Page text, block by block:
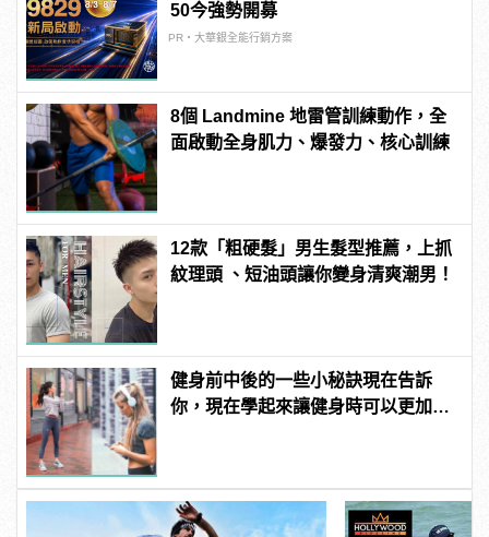
50今強勢開募
PR・大華銀全能行銷方案
8個 Landmine 地雷管訓練動作，全
面啟動全身肌力、爆發力、核心訓練
12款「粗硬髮」男生髮型推薦，上抓
紋理頭 、短油頭讓你變身清爽潮男！
健身前中後的一些小秘訣現在告訴
你，現在學起來讓健身時可以更加專